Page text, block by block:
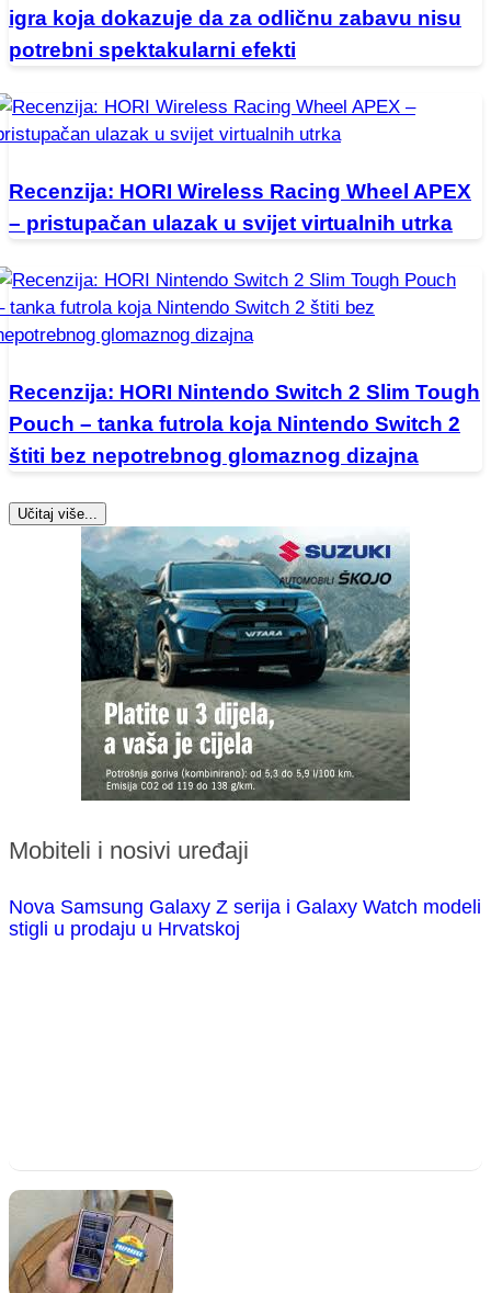
igra koja dokazuje da za odličnu zabavu nisu
potrebni spektakularni efekti
Recenzija: HORI Wireless Racing Wheel APEX
– pristupačan ulazak u svijet virtualnih utrka
Recenzija: HORI Nintendo Switch 2 Slim Tough
Pouch – tanka futrola koja Nintendo Switch 2
štiti bez nepotrebnog glomaznog dizajna
Učitaj više...
Mobiteli i nosivi uređaji
Nova Samsung Galaxy Z serija i Galaxy Watch modeli
stigli u prodaju u Hrvatskoj